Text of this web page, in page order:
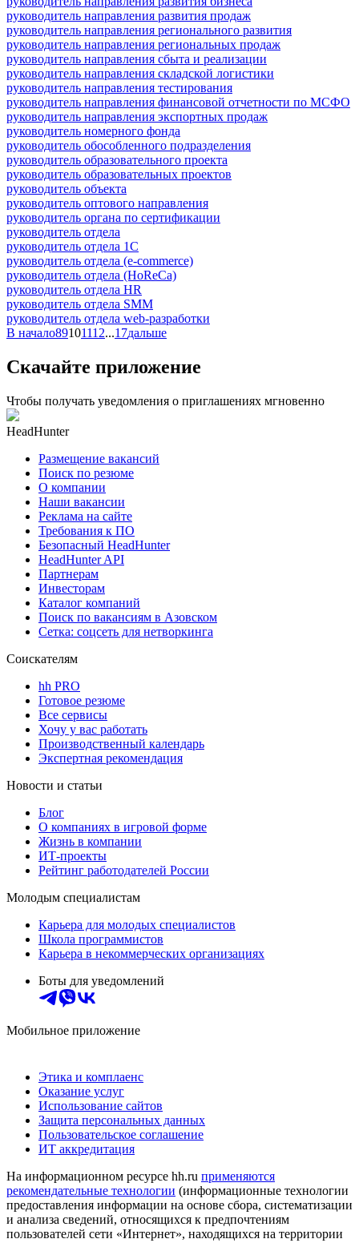
руководитель направления развития продаж
руководитель направления регионального развития
руководитель направления региональных продаж
руководитель направления сбыта и реализации
руководитель направления складской логистики
руководитель направления тестирования
руководитель направления финансовой отчетности по МСФО
руководитель направления экспортных продаж
руководитель номерного фонда
руководитель обособленного подразделения
руководитель образовательного проекта
руководитель образовательных проектов
руководитель объекта
руководитель оптового направления
руководитель органа по сертификации
руководитель отдела
руководитель отдела 1С
руководитель отдела (e-commerce)
руководитель отдела (HoReCa)
руководитель отдела HR
руководитель отдела SMM
руководитель отдела web-разработки
В начало89101112...17дальше
Скачайте приложение
Чтобы получать уведомления о приглашениях мгновенно
HeadHunter
Размещение вакансий
Поиск по резюме
О компании
Наши вакансии
Реклама на сайте
Требования к ПО
Безопасный HeadHunter
HeadHunter API
Партнерам
Инвесторам
Каталог компаний
Поиск по вакансиям в Азовском
Сетка: соцсеть для нетворкинга
Соискателям
hh PRO
Готовое резюме
Все сервисы
Хочу у вас работать
Производственный календарь
Экспертная рекомендация
Новости и статьи
Блог
О компаниях в игровой форме
Жизнь в компании
ИТ-проекты
Рейтинг работодателей России
Молодым специалистам
Карьера для молодых специалистов
Школа программистов
Карьера в некоммерческих организациях
Боты для уведомлений
Мобильное приложение
Этика и комплаенс
Оказание услуг
Использование сайтов
Защита персональных данных
Пользовательское соглашение
ИТ аккредитация
На информационном ресурсе hh.ru применяются
рекомендательные технологии (информационные технологии
предоставления информации на основе сбора, систематизации
и анализа сведений, относящихся к предпочтениям
пользователей сети «Интернет», находящихся на территории